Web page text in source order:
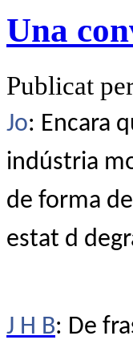
Una
Publicat
Jo: Encara
indústria
de forma
estat d
J H B: De